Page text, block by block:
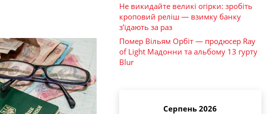
Не викидайте великі огірки: зробіть
кроповий реліш — взимку банку
з’їдають за раз
Помер Вільям Орбіт — продюсер Ray
of Light Мадонни та альбому 13 гурту
Blur
Серпень 2026